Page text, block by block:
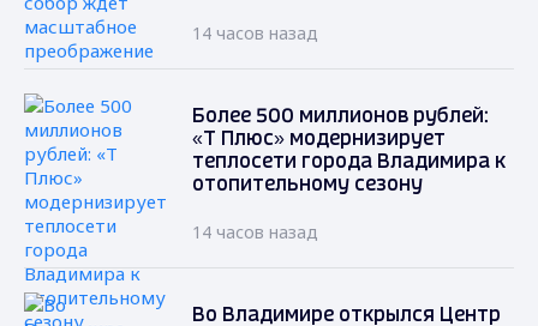
14 часов назад
Более 500 миллионов рублей:
«Т Плюс» модернизирует
теплосети города Владимира к
отопительному сезону
14 часов назад
Во Владимире открылся Центр